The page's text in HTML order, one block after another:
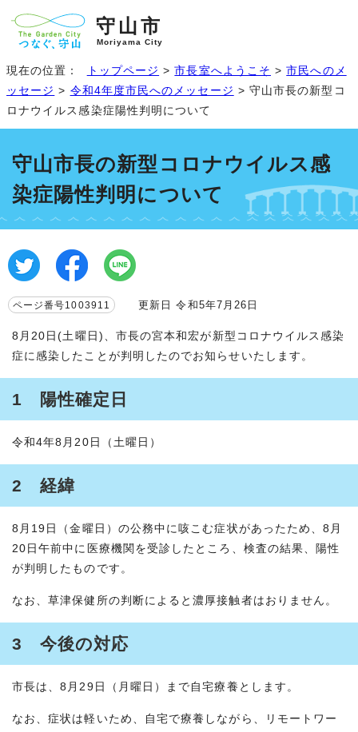
守山市
Moriyama City
現在の位置： トップページ >市長室へようこそ >市民へのメ
ッセージ > 令和4年度市民へのメッセージ > 守山市長の新型コ
ロナウイルス感染症陽性判明について
守山市長の新型コロナウイルス感
染症陽性判明について
ページ番号1003911 更新日 令和5年7月26日
8月20日(土曜日)、市長の宮本和宏が新型コロナウイルス感染
症に感染したことが判明したのでお知らせいたします。
1 陽性確定日
令和4年8月20日（土曜日）
2 経緯
8月19日（金曜日）の公務中に咳こむ症状があったため、8月
20日午前中に医療機関を受診したところ、検査の結果、陽性
が判明したものです。
なお、草津保健所の判断によると濃厚接触者はおりません。
3 今後の対応
市長は、8月29日（月曜日）まで自宅療養とします。
なお、症状は軽いため、自宅で療養しながら、リモートワー